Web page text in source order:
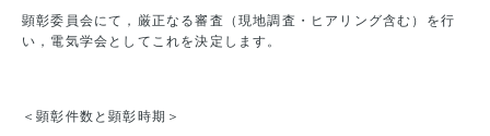
顕彰委員会にて，厳正なる審査（現地調査・ヒアリング含む）を行
い，電気学会としてこれを決定します。
＜顕彰件数と顕彰時期＞